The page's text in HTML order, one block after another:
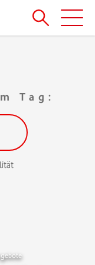
Tag:
Service für